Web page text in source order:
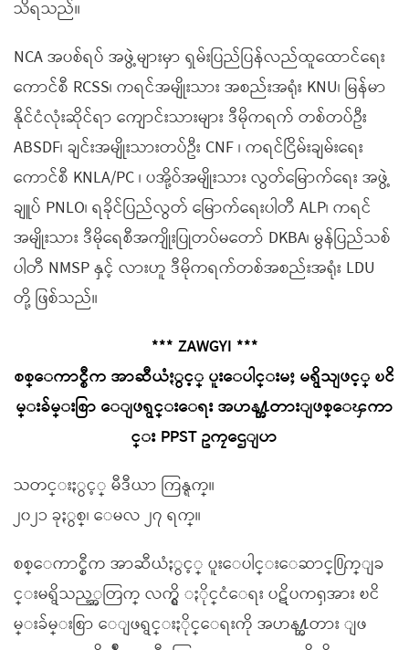
သိရသည်။
NCA အပစ်ရပ် အဖွဲ့များမှာ ရှမ်းပြည်ပြန်လည်ထူထောင်ရေး
ကောင်စီ RCSS၊ ကရင်အမျိုးသား အစည်းအရုံး KNU၊ မြန်မာ
နိုင်ငံလုံးဆိုင်ရာ ကျောင်းသားများ ဒီမိုကရက် တစ်တပ်ဦး
ABSDF၊ ချင်းအမျိုးသားတပ်ဦး CNF ၊ ကရင်ငြိမ်းချမ်းရေး
ကောင်စီ KNLA/PC ၊ ပအို့ဝ်အမျိုးသား လွတ်မြောက်ရေး အဖွဲ့
ချူပ် PNLO၊ ရခိုင်ပြည်လွတ် မြောက်ရေးပါတီ ALP၊ ကရင်
အမျိုးသား ဒီမိုရေစီအကျိုးပြုတပ်မတော် DKBA၊ မွန်ပြည်သစ်
ပါတီ NMSP နှင့် လားဟူ ဒီမိုကရက်တစ်အစည်းအရုံး LDU
တို့ ဖြစ်သည်။
*** ZAWGYI ***
စစ္ေကာင္စီက အာဆီယံႏွင့္ ပူးေပါင္းမႈ မရွိသျဖင့္ ၿငိ
မ္းခ်မ္းစြာ ေျဖရွင္းေရး အဟန႔္အတားျဖစ္ေၾကာ
င္း PPST ဥကၠဌေျပာ
သတင္းႏွင့္ မီဒီယာ ကြန္ရက္။
၂၀၂၁ ခုႏွစ္၊ ေမလ ၂၇ ရက္။
စစ္ေကာင္စီက အာဆီယံႏွင့္ ပူးေပါင္းေဆာင္႐ြက္ျခ
င္းမရွိသည့္အတြက္ လက္ရွိ ႏိုင္ငံေရး ပဋိပကၡအား ၿငိ
မ္းခ်မ္းစြာ ေျဖရွင္းႏိုင္ေရးကို အဟန႔္အတား ျဖ